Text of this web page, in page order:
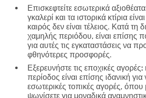
Επισκεφτείτε εσωτερικά
γκαλερί και τα ιστορικά κτίρια
καιρός δεν είναι τέλειος. Κατά τη
χαμηλής περιόδου, είναι επίσης
για αυτές τις εγκαταστάσεις να
φθηνότερες προσφορές.
Εξερευνήστε τις εποχικές αγορές:
περίοδος είναι επίσης ιδανική
εσωτερικές τοπικές αγορές, όπου
ψωνίσετε για μοναδικά